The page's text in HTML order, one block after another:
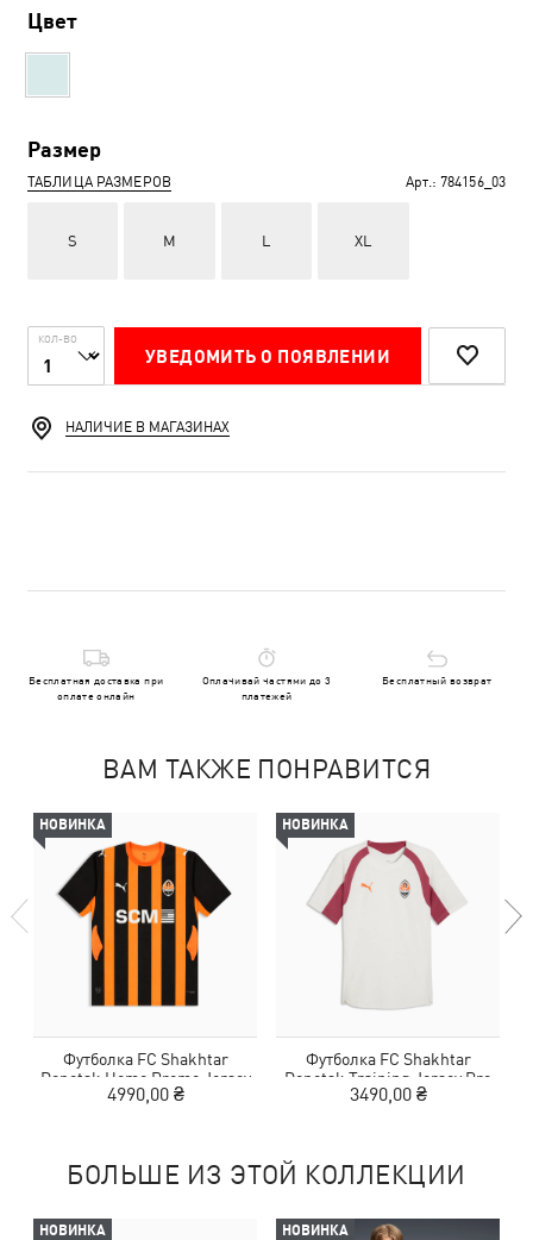
Цвет
Размер
ТАБЛИЦА РАЗМЕРОВ Арт.: 784156_03
S M L XL
КОЛ-ВО
УВЕДОМИТЬ О ПОЯВЛЕНИИ
НАЛИЧИЕ В МАГАЗИНАХ
Бесплатная доставка при
оплате онлайн
Оплачивай частями до 3
платежей
Бесплатный возврат
ВАМ ТАКЖЕ ПОНРАВИТСЯ
НОВИНКА
Футболка FC Shakhtar
Donetsk Home Promo Jersey
4990,00 ₴
НОВИНКА
Футболка FC Shakhtar
Donetsk Training Jersey Pro
3490,00 ₴
БОЛЬШЕ ИЗ ЭТОЙ КОЛЛЕКЦИИ
НОВИНКА НОВИНКА